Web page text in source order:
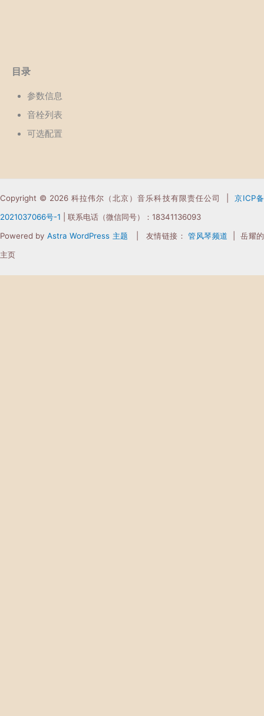
目录
参数信息
音栓列表
可选配置
Copyright © 2026 科拉伟尔（北京）音乐科技有限责任公司 | 京ICP备
2021037066号-1 | 联系电话（微信同号）：18341136093
Powered by Astra WordPress 主题 | 友情链接：管风琴频道 | 岳耀的
主页